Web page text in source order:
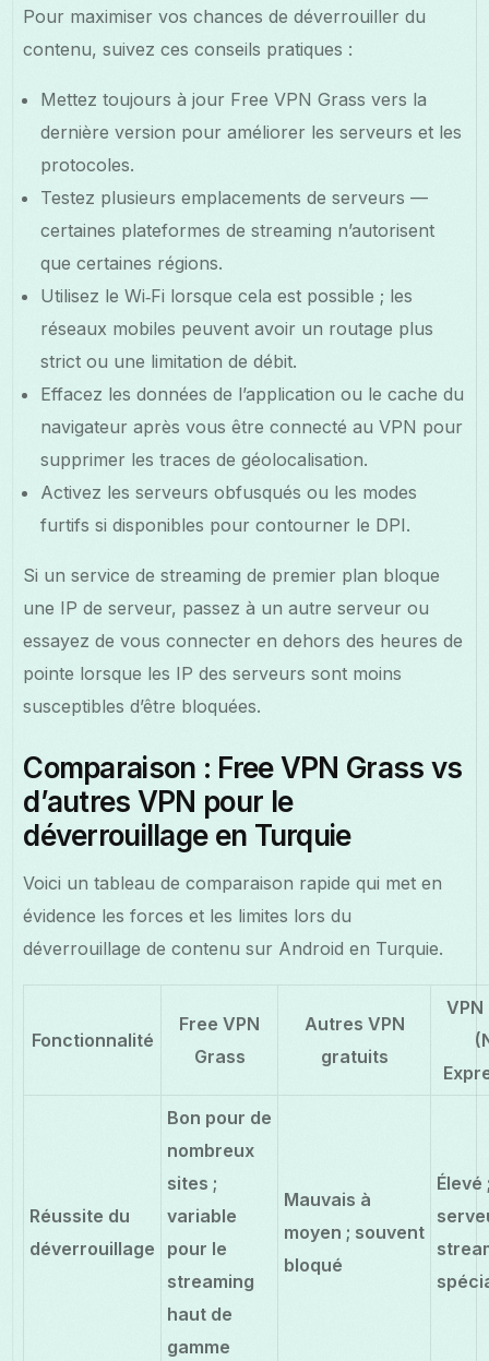
Pour maximiser vos chances de déverrouiller du
contenu, suivez ces conseils pratiques :
Mettez toujours à jour Free VPN Grass vers la
dernière version pour améliorer les serveurs et les
protocoles.
Testez plusieurs emplacements de serveurs —
certaines plateformes de streaming n’autorisent
que certaines régions.
Utilisez le Wi‑Fi lorsque cela est possible ; les
réseaux mobiles peuvent avoir un routage plus
strict ou une limitation de débit.
Effacez les données de l’application ou le cache du
navigateur après vous être connecté au VPN pour
supprimer les traces de géolocalisation.
Activez les serveurs obfusqués ou les modes
furtifs si disponibles pour contourner le DPI.
Si un service de streaming de premier plan bloque
une IP de serveur, passez à un autre serveur ou
essayez de vous connecter en dehors des heures de
pointe lorsque les IP des serveurs sont moins
susceptibles d’être bloquées.
Comparaison : Free VPN Grass vs
d’autres VPN pour le
déverrouillage en Turquie
Voici un tableau de comparaison rapide qui met en
évidence les forces et les limites lors du
déverrouillage de contenu sur Android en Turquie.
Fonctionnalité
Free VPN
Grass
Autres VPN
gratuits
Réussite du
déverrouillage
Bon pour de
nombreux
sites ;
variable
pour le
streaming
haut de
gamme
Mauvais à
moyen ; souvent
bloqué
Élevé